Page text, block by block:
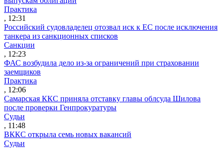
Практика
, 12:31
Российский судовладелец отозвал иск к ЕС после исключения
танкера из санкционных списков
Санкции
, 12:23
ФАС возбудила дело из-за ограничений при страховании
заемщиков
Практика
, 12:06
Самарская ККС приняла отставку главы облсуда Шилова
после проверки Генпрокуратуры
Судьи
, 11:48
ВККС открыла семь новых вакансий
Судьи